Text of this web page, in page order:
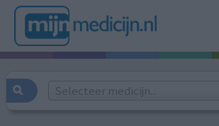
Selecteer medicijn...